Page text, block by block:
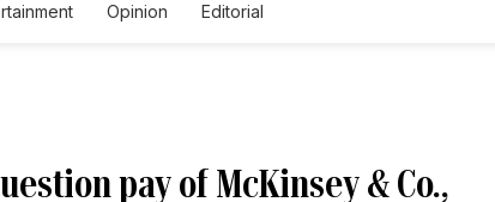
Opinion Editorial
pay of McKinsey & Co.,